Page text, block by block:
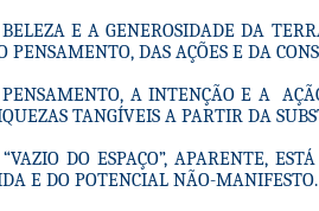
E A GENEROSIDADE DA
PENSAMENTO, DAS AÇÕES E DA
A INTENÇÃO E A
TANGÍVEIS A PARTIR DA
DO ESPAÇO”, APARENTE,
E DO POTENCIAL NÃO-MANIFESTO.